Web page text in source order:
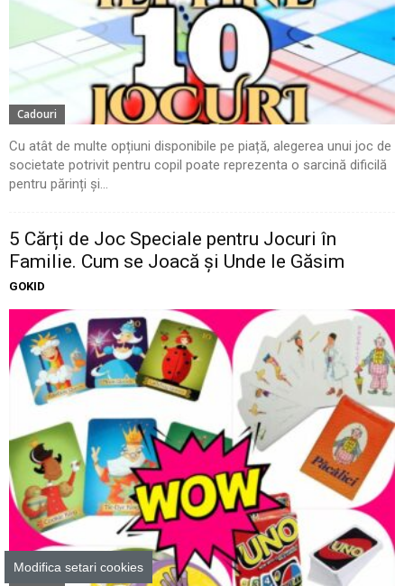
Cadouri
Cu atât de multe opțiuni disponibile pe piață, alegerea unui joc de
societate potrivit pentru copil poate reprezenta o sarcină dificilă
pentru părinți și...
5 Cărți de Joc Speciale pentru Jocuri în
Familie. Cum se Joacă și Unde le Găsim
GOKID
Modifica setari cookies